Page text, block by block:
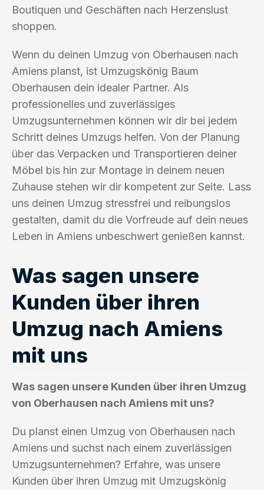
Boutiquen und Geschäften nach Herzenslust
shoppen.
Wenn du deinen Umzug von Oberhausen nach
Amiens planst, ist Umzugskönig Baum
Oberhausen dein idealer Partner. Als
professionelles und zuverlässiges
Umzugsunternehmen können wir dir bei jedem
Schritt deines Umzugs helfen. Von der Planung
über das Verpacken und Transportieren deiner
Möbel bis hin zur Montage in deinem neuen
Zuhause stehen wir dir kompetent zur Seite. Lass
uns deinen Umzug stressfrei und reibungslos
gestalten, damit du die Vorfreude auf dein neues
Leben in Amiens unbeschwert genießen kannst.
Was sagen unsere
Kunden über ihren
Umzug nach Amiens
mit uns
Was sagen unsere Kunden über ihren Umzug
von Oberhausen nach Amiens mit uns?
Du planst einen Umzug von Oberhausen nach
Amiens und suchst nach einem zuverlässigen
Umzugsunternehmen? Erfahre, was unsere
Kunden über ihren Umzug mit Umzugskönig